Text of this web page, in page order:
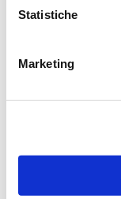
Statistiche
Marketing